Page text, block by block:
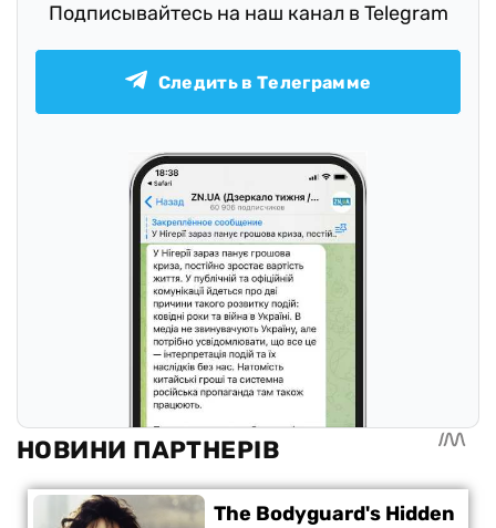
Подписывайтесь на наш канал в Telegram
Следить в Телеграмме